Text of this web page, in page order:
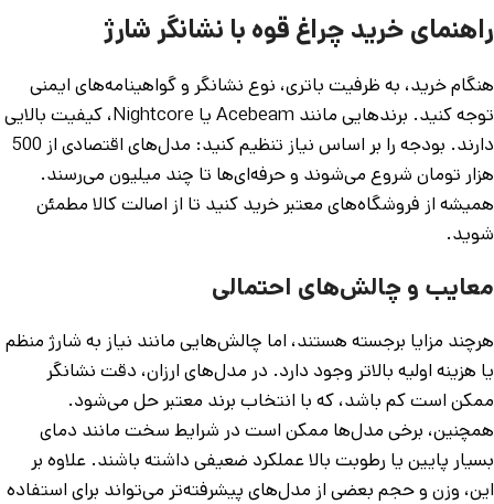
راهنمای خرید چراغ قوه با نشانگر شارژ
هنگام خرید، به ظرفیت باتری، نوع نشانگر و گواهینامه‌های ایمنی
توجه کنید. برندهایی مانند Acebeam یا Nightcore، کیفیت بالایی
دارند. بودجه را بر اساس نیاز تنظیم کنید: مدل‌های اقتصادی از 500
هزار تومان شروع می‌شوند و حرفه‌ای‌ها تا چند میلیون می‌رسند.
همیشه از فروشگاه‌های معتبر خرید کنید تا از اصالت کالا مطمئن
شوید.
معایب و چالش‌های احتمالی
هرچند مزایا برجسته هستند، اما چالش‌هایی مانند نیاز به شارژ منظم
یا هزینه اولیه بالاتر وجود دارد. در مدل‌های ارزان، دقت نشانگر
ممکن است کم باشد، که با انتخاب برند معتبر حل می‌شود.
همچنین، برخی مدل‌ها ممکن است در شرایط سخت مانند دمای
بسیار پایین یا رطوبت بالا عملکرد ضعیفی داشته باشند. علاوه بر
این، وزن و حجم بعضی از مدل‌های پیشرفته‌تر می‌تواند برای استفاده